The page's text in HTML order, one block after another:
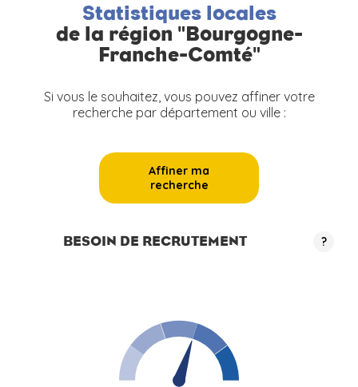
Statistiques locales
de la région "Bourgogne-
Franche-Comté"
Si vous le souhaitez, vous pouvez affiner votre
recherche par département ou ville :
Affiner ma
recherche
BESOIN DE RECRUTEMENT ?